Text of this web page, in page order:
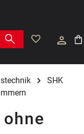
SHK